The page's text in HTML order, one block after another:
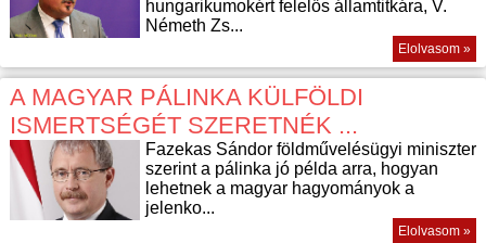
hungarikumokért felelős államtitkára, V.
Németh Zs...
Elolvasom »
A MAGYAR PÁLINKA KÜLFÖLDI
ISMERTSÉGÉT SZERETNÉK ...
Fazekas Sándor földművelésügyi miniszter
szerint a pálinka jó példa arra, hogyan
lehetnek a magyar hagyományok a
jelenko...
Elolvasom »